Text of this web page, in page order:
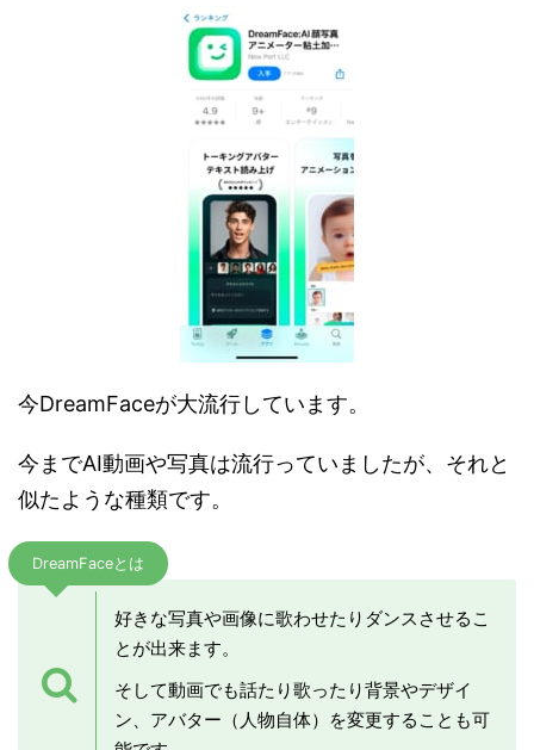
今DreamFaceが大流行しています。
今までAI動画や写真は流行っていましたが、それと
似たような種類です。
DreamFaceとは
好きな写真や画像に歌わせたりダンスさせるこ
とが出来ます。
そして動画でも話たり歌ったり背景やデザイ
ン、アバター（人物自体）を変更することも可